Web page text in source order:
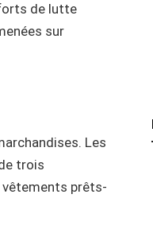
de lutte
sur
Les
trois
vêtements prêts-